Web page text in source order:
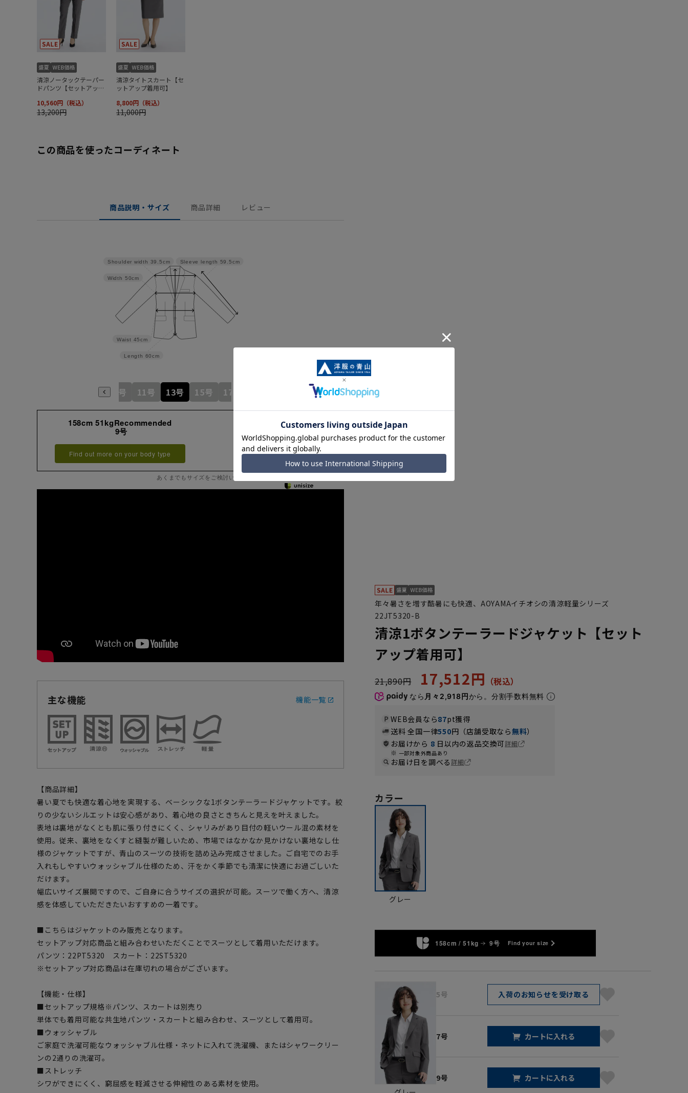
この商品を使ったコーディネート
商品説明・サイズ 商品詳細 レビュー
Sleeve length 59.5cm
Length 60cm
Waist 45cm
Width 50cm
Shoulder width 39.5cm
7号 9号 11号 13号 15号 17号
158cm 51kgRecommended
9号
Find out more on your body type
あくまでもサイズをご検討いただく際の目安となります。
主な機能 機能一覧
【商品詳細】
暑い夏でも快適な着心地を実現する、ベーシックな1ボタンテーラードジャケットです。絞
りの少ないシルエットは安心感があり、着心地の良さときちんと見えを叶えました。
表地は裏地がなくとも肌に張り付きにくく、シャリみがあり目付の軽いウール混の素材を
使用。従来、裏地をなくすと縫製が難しいため、市場ではなかなか見かけない裏地なし仕
様のジャケットですが、青山のスーツの技術を詰め込み完成させました。ご自宅でのお手
入れもしやすいウォッシャブル仕様のため、汗をかく季節でも清潔に快適にお過ごしいた
だけます。
幅広いサイズ展開ですので、ご自身に合うサイズの選択が可能。スーツで働く方へ、清涼
感を体感していただきたいおすすめの一着です。
■こちらはジャケットのみ販売となります。
セットアップ対応商品と組み合わせいただくことでスーツとして着用いただけます。
パンツ：22PT5320 スカート：22ST5320
※セットアップ対応商品は在庫切れの場合がございます。
【機能・仕様】
■セットアップ規格※パンツ、スカートは別売り
単体でも着用可能な共生地パンツ・スカートと組み合わせ、スーツとして着用可。
■ウォッシャブル
ご家庭で洗濯可能なウォッシャブル仕様・ネットに入れて洗濯機、またはシャワークリー
ンの2通りの洗濯可。
■ストレッチ
シワができにくく、窮屈感を軽減させる伸縮性のある素材を使用。
年々暑さを増す酷暑にも快適、AOYAMAイチオシの清涼軽量シリーズ
22JT5320-B
清涼1ボタンテーラードジャケット【セット
アップ着用可】
21,890円 17,512円
なら 月々2,918円から。分割手数料無料
WEB会員なら87pt獲得
送料 全国一律550円（店舗受取なら無料）
お届けから 8 日以内の返品交換可詳細
一部対象外商品あり
お届け日を調べる詳細
カラー
グレー
158cm / 51kg 9号 Find your size
5号 入荷のお知らせを受け取る
7号 カートに入れる
9号 カートに入れる